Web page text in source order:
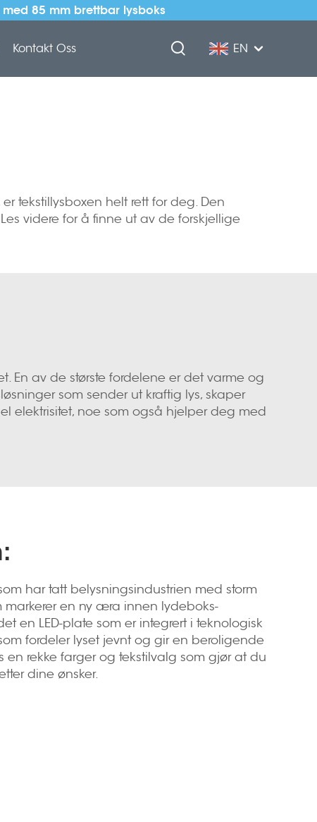
85 mm brettbar lysboks
Kontakt Oss EN
tekstillysboxen helt rett for deg. Den
videre for å finne ut av de forskjellige
En av de største fordelene er det varme og
som sender ut kraftig lys, skaper
elektrisitet, noe som også hjelper deg med
har tatt belysningsindustrien med storm
markerer en ny æra innen lydeboks-
en LED-plate som er integrert i teknologisk
fordeler lyset jevnt og gir en beroligende
en rekke farger og tekstilvalg som gjør at du
dine ønsker.